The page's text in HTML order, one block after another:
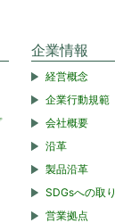
企業情報
経営概念
企業行動規範
会社概要
沿革
製品沿革
SDGsへの取
営業拠点